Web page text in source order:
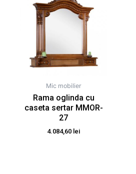
Mic mobilier
Rama oglinda cu
caseta sertar MMOR-
27
4.084,60 lei